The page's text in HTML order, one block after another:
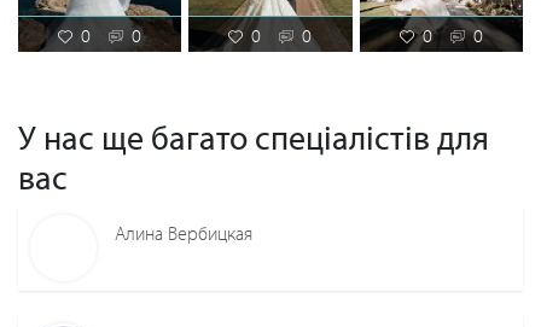
0 0 0 0 0 0
У нас ще багато спеціалістів для
вас
Алина Вербицкая